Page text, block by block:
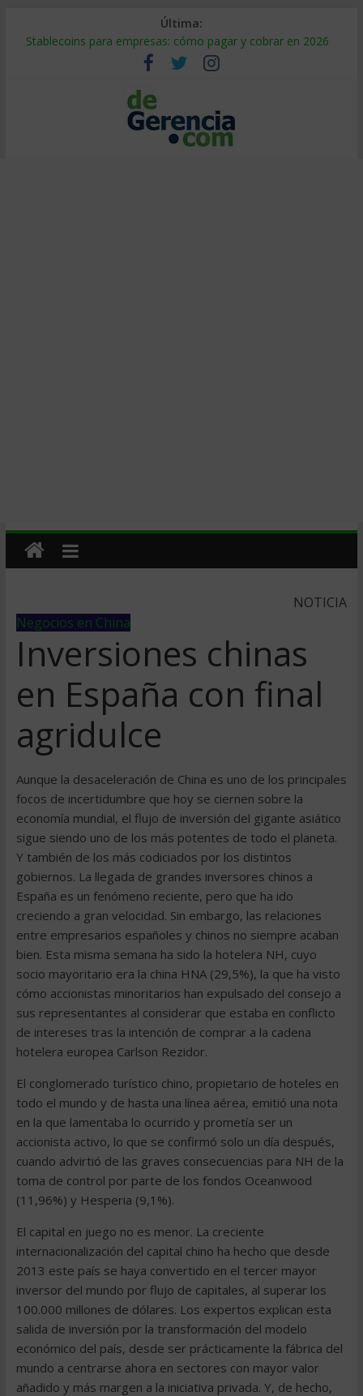
Última:
Stablecoins para empresas: cómo pagar y cobrar en 2026
Despido silencioso: qué es y por qué sale tan caro
IA en selección de personal: cómo auditarla a tiempo
Trabajo forzoso en la cadena de suministro: qué hacer
Mercado hispano de EE. UU.: cómo segmentarlo y venderle
NOTICIA
Negocios en China
Inversiones chinas
en España con final
agridulce
Aunque la desaceleración de China es uno de los principales
focos de incertidumbre que hoy se ciernen sobre la
economía mundial, el flujo de inversión del gigante asiático
sigue siendo uno de los más potentes de todo el planeta.
Y también de los más codiciados por los distintos
gobiernos. La llegada de grandes inversores chinos a
España es un fenómeno reciente, pero que ha ido
creciendo a gran velocidad. Sin embargo, las relaciones
entre empresarios españoles y chinos no siempre acaban
bien. Esta misma semana ha sido la hotelera NH, cuyo
socio mayoritario era la china HNA (29,5%), la que ha visto
cómo accionistas minoritarios han expulsado del consejo a
sus representantes al considerar que estaba en conflicto
de intereses tras la intención de comprar a la cadena
hotelera europea Carlson Rezidor.
El conglomerado turístico chino, propietario de hoteles en
todo el mundo y de hasta una línea aérea, emitió una nota
en la que lamentaba lo ocurrido y prometía ser un
accionista activo, lo que se confirmó solo un día después,
cuando advirtió de las graves consecuencias para NH de la
toma de control por parte de los fondos Oceanwood
(11,96%) y Hesperia (9,1%).
El capital en juego no es menor. La creciente
internacionalización del capital chino ha hecho que desde
2013 este país se haya convertido en el tercer mayor
inversor del mundo por flujo de capitales, al superar los
100.000 millones de dólares. Los expertos explican esta
salida de inversión por la transformación del modelo
económico del país, desde ser prácticamente la fábrica del
mundo a centrarse ahora en sectores con mayor valor
añadido y más margen a la iniciativa privada. Y, de hecho,